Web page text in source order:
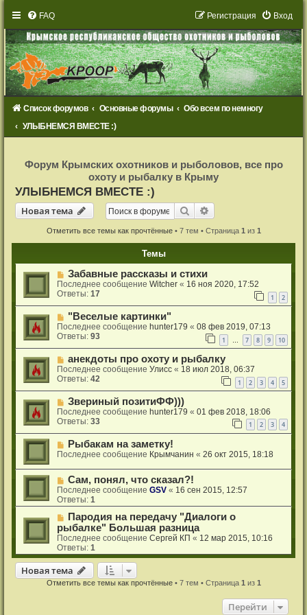
FAQ Вход
Регистрация
Список форумов Основные форумы
Обо всем по немногу
УЛЫБНЕМСЯ ВМЕСТЕ :)
с
т
р
а
ц
Форум Крымских охотников и рыболовов, все про
охоту и рыбалку в Крыму
УЛЫБНЕМСЯ ВМЕСТЕ :)
Новая тема
Новаятема Поиск
Отметить все темы как прочтённые• 7 тем • Страница 1 из 1
Темы
Забавные рассказы и стихи
Последнее сообщениеWitcher « 16 ноя 2020, 17:52
Ответы:17 1 2
"Веселые картинки"
Последнее сообщение hunter179 «08 фев 2019, 07:13
Ответы:93 1 7 8 9 10
анекдоты про охоту и рыбалку
Последнее сообщениеУлисс « 18 июл 2018, 06:37
Ответы:42 1 2 3 4 5
Звериный позитиФФ)))
Последнее сообщениеhunter179 «01 фев 2018, 18:06
Ответы:33 1 2 3 4
Рыбакам на заметку!
Последнее сообщение Крымчанин «26 окт 2015, 18:18
Сам, понял, что сказал?!
Последнее сообщениеGSV « 16 сен 2015, 12:57
Ответы:1
Пародия на передачу "Диалоги о
рыбалке" Большая разница
Последнее сообщениеСергей КП « 12 мар 2015, 10:16
Ответы:1
Новая тема
Новаятема
Отметить все темы как прочтённые• 7 тем • Страница 1 из 1
Перейти